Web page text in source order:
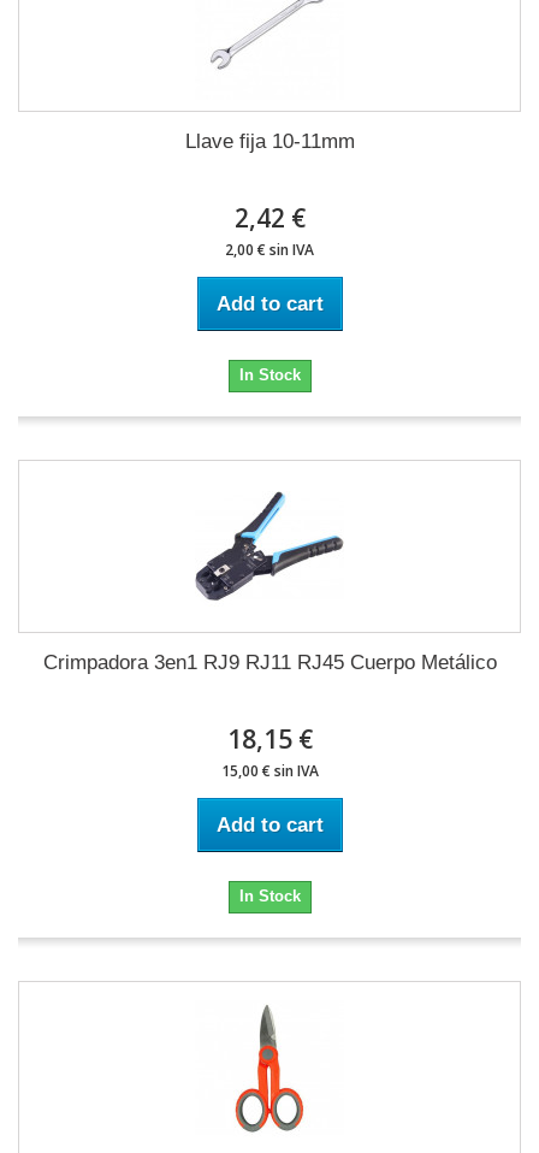
Llave fija 10-11mm
2,42 €
2,00 € sin IVA
Add to cart
In Stock
Crimpadora 3en1 RJ9 RJ11 RJ45 Cuerpo Metálico
18,15 €
15,00 € sin IVA
Add to cart
In Stock